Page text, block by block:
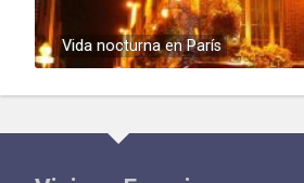
Vida nocturna en París